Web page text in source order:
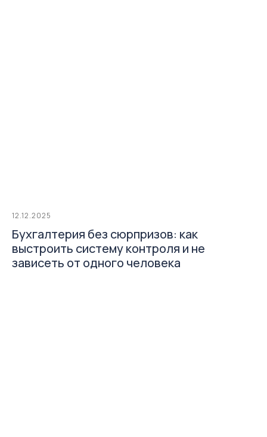
12.12.2025
Бухгалтерия без сюрпризов: как
выстроить систему контроля и не
зависеть от одного человека